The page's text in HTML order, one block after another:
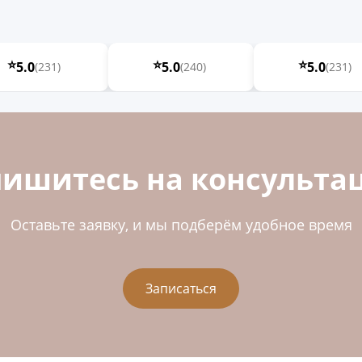
⭐5.0(231) ⭐5.0(240) ⭐5.0(231)
на
Оставьте заявку, и мы подберём удобное время
Записаться